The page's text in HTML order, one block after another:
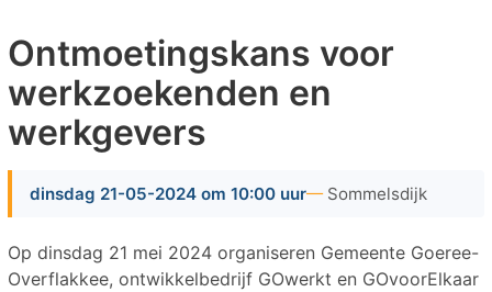
Ontmoetingskans voor
werkzoekenden en
werkgevers
dinsdag 21-05-2024 om 10:00 uur Sommelsdijk
Op dinsdag 21 mei 2024 organiseren Gemeente Goeree-
Overflakkee, ontwikkelbedrijf GOwerkt en GOvoorElkaar